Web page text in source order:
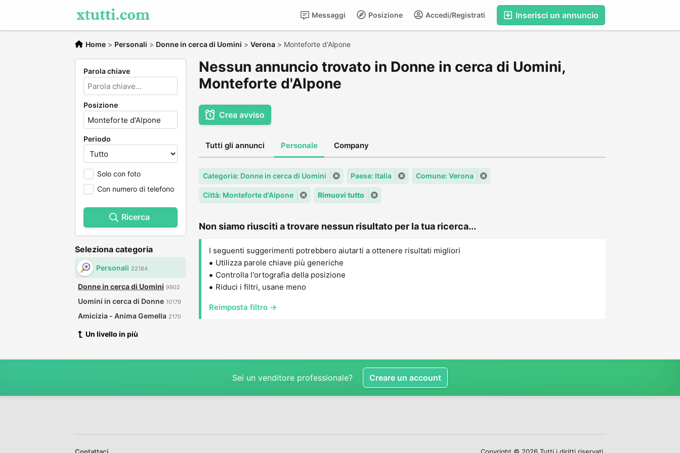
Inserisci un annuncio
Accedi/Registrati
Posizione
Messaggi
Home > Personali > Donne in cerca di Uomini > Verona > Monteforte d'Alpone
Parola chiave
Posizione
Periodo
Solo con foto
Con numero di telefono
Ricerca
Seleziona categoria
Personali 22184
Donne in cerca di Uomini 9902
Uomini in cerca di Donne 10179
Amicizia - Anima Gemella 2170
Un livello in più
Nessun annuncio trovato in Donne in cerca di Uomini,
Monteforte d'Alpone
Crea avviso
Tutti gli annunci Personale Company
Categoria: Donne in cerca di Uomini Paese: Italia Comune: Verona
Città: Monteforte d'Alpone Rimuovi tutto
Non siamo riusciti a trovare nessun risultato per la tua ricerca...
I seguenti suggerimenti potrebbero aiutarti a ottenere risultati migliori
Utilizza parole chiave più generiche
Controlla l'ortografia della posizione
Riduci i filtri, usane meno
Reimposta filtro →
Sei un venditore professionale? Creare un account